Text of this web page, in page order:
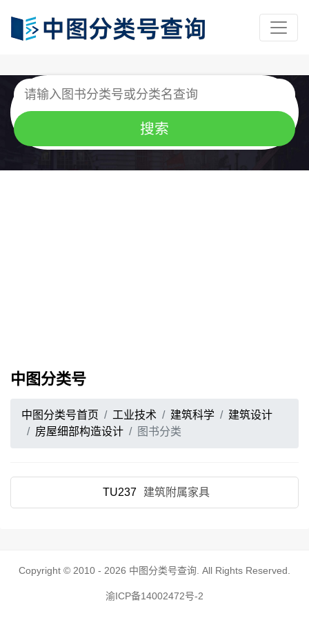
中图分类号
中图分类号首页 工业技术 建筑科学
建筑设计
房屋细部构造设计
图书分类
TU237 建筑附属家具
Copyright © 2010 - 2026 中图分类号查询 . All Rights Reserved.
渝ICP备14002472号-2